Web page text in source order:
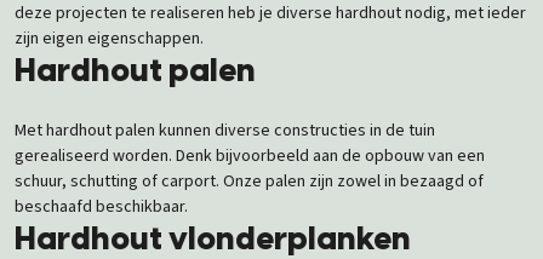
deze projecten te realiseren heb je diverse hardhout nodig, met ieder
zijn eigen eigenschappen.
Hardhout palen
Met hardhout palen kunnen diverse constructies in de tuin
gerealiseerd worden. Denk bijvoorbeeld aan de opbouw van een
schuur, schutting of carport. Onze palen zijn zowel in bezaagd of
beschaafd beschikbaar.
Hardhout vlonderplanken